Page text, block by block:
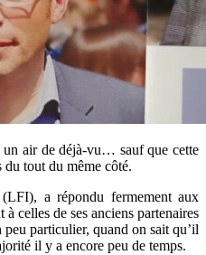
air de déjà-vu… sauf que cette
du tout du même côté.
a répondu fermement aux
celles de ses anciens partenaires
particulier, quand on sait qu’il
il y a encore peu de temps.